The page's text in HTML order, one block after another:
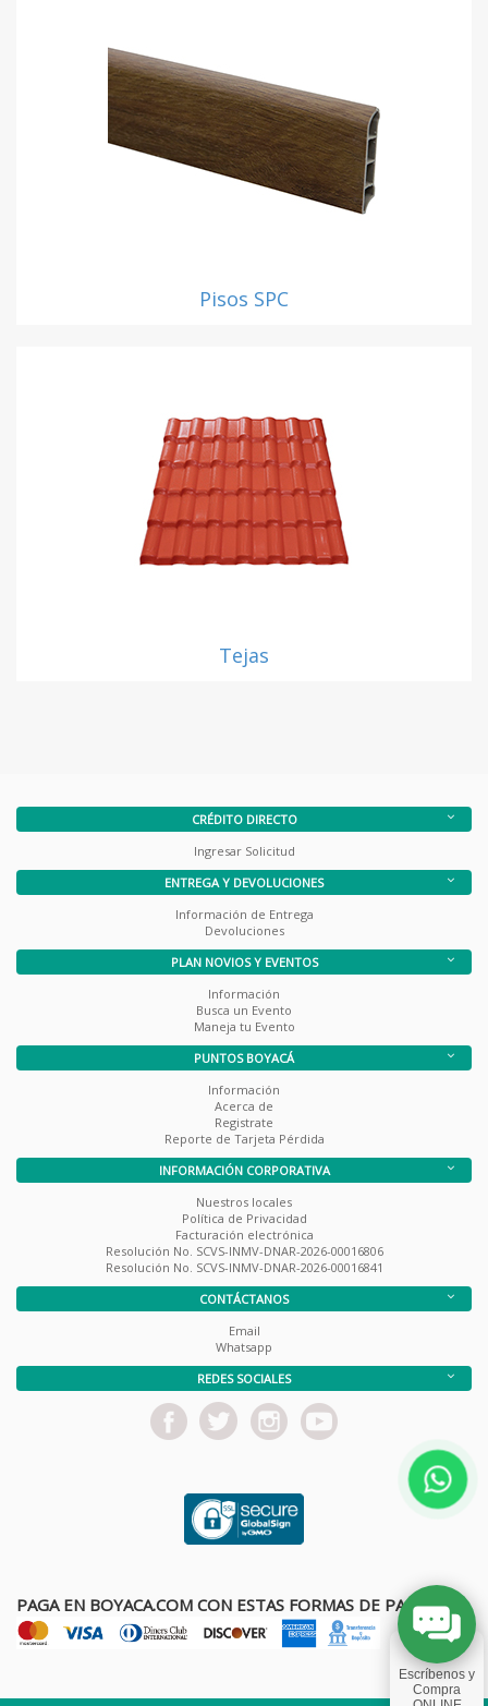
Pisos SPC
Tejas
CRÉDITO DIRECTO
Ingresar Solicitud
ENTREGA Y DEVOLUCIONES
Información de Entrega
Devoluciones
PLAN NOVIOS Y EVENTOS
Información
Busca un Evento
Maneja tu Evento
PUNTOS BOYACÁ
Información
Acerca de
Registrate
Reporte de Tarjeta Pérdida
INFORMACIÓN CORPORATIVA
Nuestros locales
Política de Privacidad
Facturación electrónica
Resolución No. SCVS-INMV-DNAR-2026-00016806
Resolución No. SCVS-INMV-DNAR-2026-00016841
CONTÁCTANOS
Email
Whatsapp
REDES SOCIALES
PAGA EN BOYACA.COM CON ESTAS FORMAS DE PAGO